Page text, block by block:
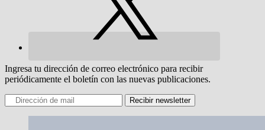
Ingresa tu dirección de correo electrónico para recibir
periódicamente el boletín con las nuevas publicaciones.
Recibir newsletter